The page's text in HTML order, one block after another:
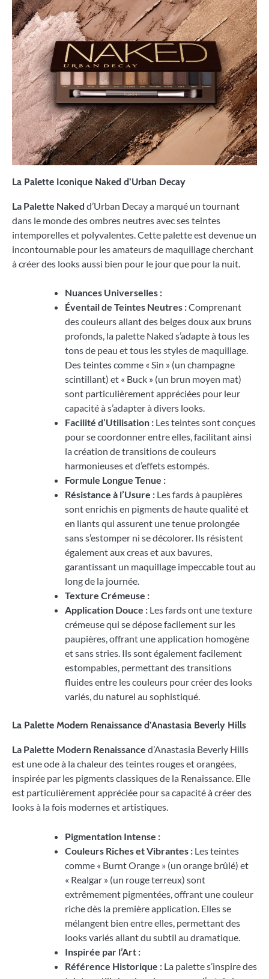
La Palette Iconique Naked d’Urban Decay
La Palette Naked d’Urban Decay a marqué un tournant
dans le monde des ombres neutres avec ses teintes
intemporelles et polyvalentes. Cette palette est devenue un
incontournable pour les amateurs de maquillage cherchant
à créer des looks aussi bien pour le jour que pour la nuit.
Nuances Universelles :
Éventail de Teintes Neutres :Comprenant
des couleurs allant des beiges doux aux bruns
profonds, la palette Naked s’adapte à tous les
tons de peau et tous les styles de maquillage.
Des teintes comme « Sin » (un champagne
scintillant) et « Buck » (un brun moyen mat)
sont particulièrement appréciées pour leur
capacité à s’adapter à divers looks.
Facilité d’Utilisation : Les teintes sont conçues
pour se coordonner entre elles, facilitant ainsi
la création de transitions de couleurs
harmonieuses et d’effets estompés.
Formule Longue Tenue :
Résistance à l’Usure : Les fards à paupières
sont enrichis en pigments de haute qualité et
en liants qui assurent une tenue prolongée
sans s’estomper ni se décolorer. Ils résistent
également aux creas et aux bavures,
garantissant un maquillage impeccable tout au
long de la journée.
Texture Crémeuse :
Application Douce : Les fards ont une texture
crémeuse qui se dépose facilement sur les
paupières, offrant une application homogène
et sans stries. Ils sont également facilement
estompables, permettant des transitions
fluides entre les couleurs pour créer des looks
variés, du naturel au sophistiqué.
La Palette Modern Renaissance d’Anastasia Beverly Hills
La Palette Modern Renaissance d’Anastasia Beverly Hills
est une ode à la chaleur des teintes rouges et orangées,
inspirée par les pigments classiques de la Renaissance. Elle
est particulièrement appréciée pour sa capacité à créer des
looks à la fois modernes et artistiques.
Pigmentation Intense :
Couleurs Riches et Vibrantes : Les teintes
comme « Burnt Orange » (un orange brûlé) et
« Realgar » (un rouge terreux) sont
extrêmement pigmentées, offrant une couleur
riche dès la première application. Elles se
mélangent bien entre elles, permettant des
looks variés allant du subtil au dramatique.
Inspirée par l’Art :
Référence Historique : La palette s’inspire des